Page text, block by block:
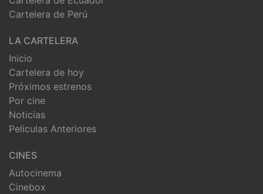
Cartelera de Perú
LA CARTELERA
Inicio
Cartelera de hoy
Próximos estrenos
Por cine
Noticias
Peliculas Anteriores
CINES
Autocinema
Cinebox